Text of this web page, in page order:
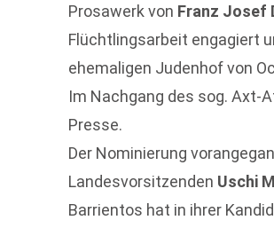
Prosawerk von Franz Josef
Flüchtlingsarbeit engagiert
ehemaligen Judenhof von
Im Nachgang des sog. Axt-
Presse.
Der Nominierung
Landesvorsitzenden Uschi
Barrientos hat in ihrer